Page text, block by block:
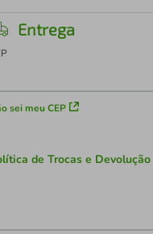
Entrega
sei meu CEP
de Trocas e Devolução